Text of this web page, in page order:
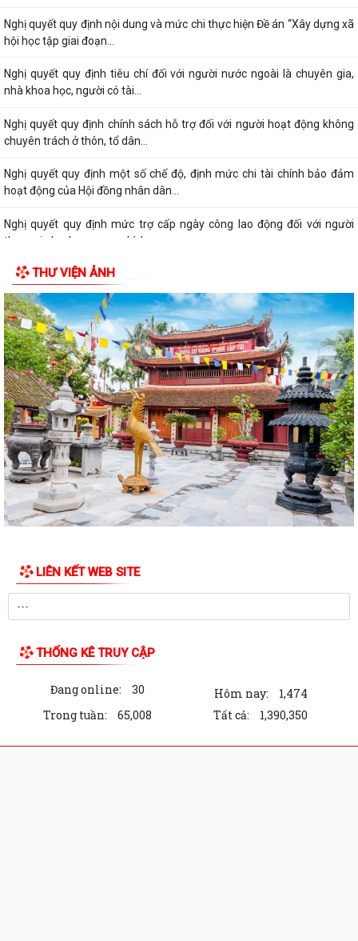
Nghị quyết quy định nội dung và mức chi thực hiện Đề án “Xây dựng xã
hội học tập giai đoạn...
Nghị quyết quy định tiêu chí đối với người nước ngoài là chuyên gia,
nhà khoa học, người có tài...
Nghị quyết quy định chính sách hỗ trợ đối với người hoạt động không
chuyên trách ở thôn, tổ dân...
Nghị quyết quy định một số chế độ, định mức chi tài chính bảo đảm
hoạt động của Hội đồng nhân dân...
Nghị quyết quy định mức trợ cấp ngày công lao động đối với người
tham gia lực lượng xung kích...
THƯ VIỆN ẢNH
LIÊN KẾT WEB SITE
THỐNG KÊ TRUY CẬP
Đang online: 30 Hôm nay:
1,474
Trong tuần:
65,008 Tất cả: 1,390,350